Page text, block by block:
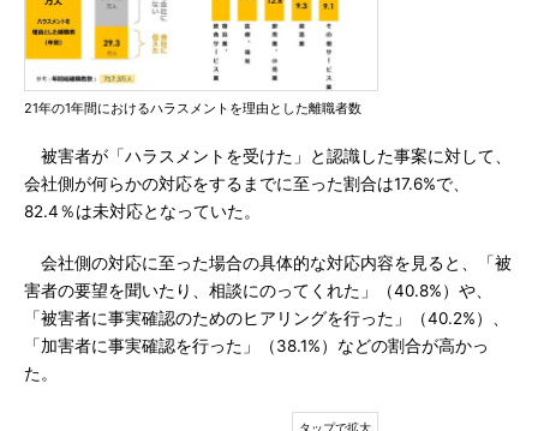
21年の1年間におけるハラスメントを理由とした離職者数
被害者が「ハラスメントを受けた」と認識した事案に対して、
会社側が何らかの対応をするまでに至った割合は17.6%で、
82.4％は未対応となっていた。
会社側の対応に至った場合の具体的な対応内容を見ると、「被
害者の要望を聞いたり、相談にのってくれた」（40.8%）や、
「被害者に事実確認のためのヒアリングを行った」（40.2%）、
「加害者に事実確認を行った」（38.1%）などの割合が高かっ
た。